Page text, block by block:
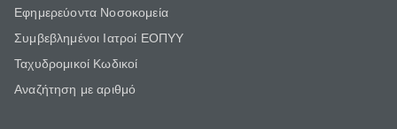
Εφημερεύοντα Νοσοκομεία
Συμβεβλημένοι Ιατροί ΕΟΠΥΥ
Ταχυδρομικοί Κωδικοί
Αναζήτηση με αριθμό